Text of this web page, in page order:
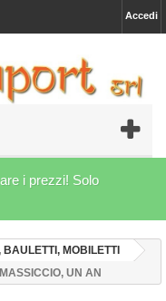
Accedi
i prezzi! Solo
BAULETTI, MOBILETTI
UN AN